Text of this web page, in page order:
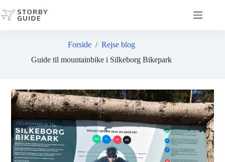
til
indhold
Forside/ Rejse blog
Guide til mountainbike i Silkeborg Bikepark